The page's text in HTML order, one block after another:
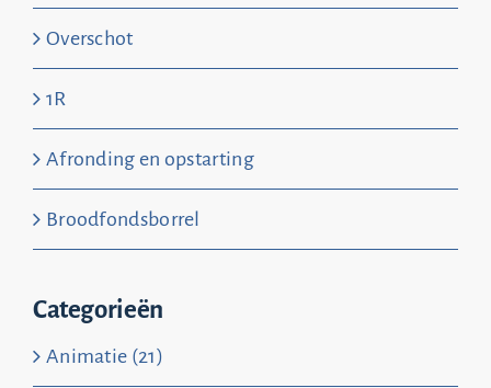
Overschot
1R
Afronding en opstarting
Broodfondsborrel
Categorieën
Animatie (21)